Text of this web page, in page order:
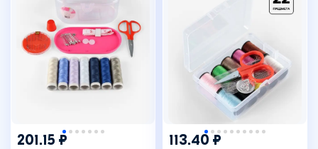
201.15 ₽
+1
113.40 ₽